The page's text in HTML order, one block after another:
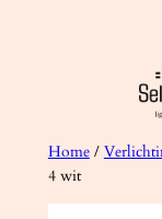
Home/
4 wit